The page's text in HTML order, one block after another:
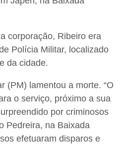
corporação, Ribeiro era
Polícia Militar, localizado
da cidade.
(PM) lamentou a morte. “O
o serviço, próximo a sua
por criminosos
Pedreira, na Baixada
efetuaram disparos e